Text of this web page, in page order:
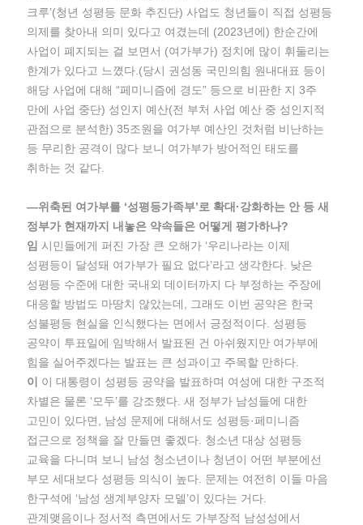
크루’(청년 성평등 문화 추진단) 사업도 청년들이 직접 성평등
의제를 찾아내 의미 있다고 여겼는데 (2023년에) 한순간에
사업이 폐지되는 걸 보면서 (여가부가) 정치에 많이 휘둘리는
한계가 있다고 느꼈다.(당시 권성동 국민의힘 원내대표 등이
해당 사업에 대해 “페미니즘에 경도” 등으로 비판한 지 3주
만에 사업 중단) 성인지 예산(전 부처 사업 예산 중 성인지적
관점으로 분석한) 35조원을 여가부 예산인 것처럼 비난하는
등 무리한 공격이 많다 보니 여가부가 방어적인 태도를
취하는 것 같다.
―위축된 여가부를 ‘성평등가족부’로 확대·강화하는 안 등 새
정부가 현재까지 내놓은 약속들은 어떻게 평가하나?
임 시민들에게 퍼진 가장 큰 오해가 ‘우리나라는 이제
성평등이 달성돼 여가부가 필요 없다’라고 생각한다. 낮은
성평등 수준에 대한 국내외 데이터까지 다 부정하는 주장에
대응할 방법도 마땅치 않았는데, 그래도 이번 공약은 한국
성불평등 현실을 인식했다는 면에서 긍정적이다. 성평등
공약이 투표일에 임박해서 발표된 건 아쉬웠지만 여가부에
힘을 실어주겠다는 발표는 큰 성과이고 주목할 만하다.
이
이 대통령이 성평등 공약을 발표하며 여성에 대한 구조적
차별은 물론 ‘모두’를 강조했다. 새 정부가 남성들에 대한
고민이 있다면, 남성 문제에 대해서도 성평등·페미니즘
접근으로 정책을 잘 만들면 좋겠다. 청소년 대상 성평등
교육을 다니며 보니 남성 청소년이나 청년이 어떤 부분에선
부모 세대보다 성평등 의식이 높다. 문제는 여전히 이들 마음
한구석에 ‘남성 생계부양자 모델’이 있다는 거다.
관계맺음이나 정서적 측면에서도 가부장적 남성성에서